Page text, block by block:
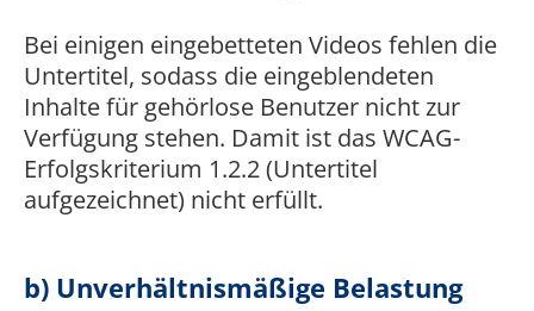
Bei einigen eingebetteten Videos fehlen die
Untertitel, sodass die eingeblendeten
Inhalte für gehörlose Benutzer nicht zur
Verfügung stehen. Damit ist das WCAG-
Erfolgskriterium 1.2.2 (Untertitel
aufgezeichnet) nicht erfüllt.
b) Unverhältnismäßige Belastung